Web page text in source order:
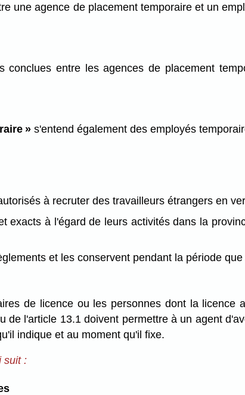
une agence de placement temporaire et un
conclues entre les agences de placement
» s'entend également des employés
à recruter des travailleurs étrangers en
exacts à l'égard de leurs activités dans la
et les conservent pendant la période
de licence ou les personnes dont la licence
de l'article 13.1 doivent permettre à un agent
indique et au moment qu'il fixe.
suit :